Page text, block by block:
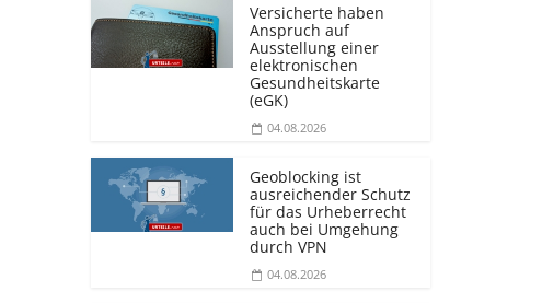
Versicherte haben
Anspruch auf
Ausstellung einer
elektronischen
Gesundheitskarte
(eGK)
04.08.2026
Geoblocking ist
ausreichender Schutz
für das Urheberrecht
auch bei Umgehung
durch VPN
04.08.2026